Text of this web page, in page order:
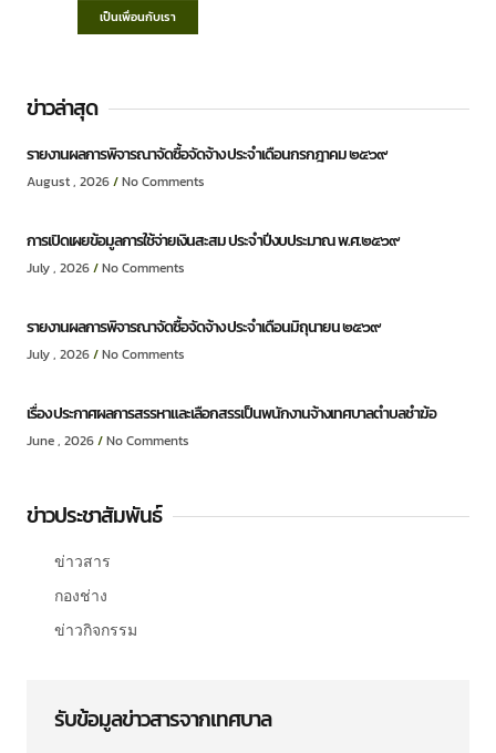
เป็นเพื่อนกับเรา
ข่าวล่าสุด
รายงานผลการพิจารณาจัดซื้อจัดจ้าง ประจำเดือนกรกฎาคม ๒๕๖๙
August , 2026 No Comments
การเปิดเผยข้อมูลการใช้จ่ายเงินสะสม ประจำปีงบประมาณ พ.ศ.๒๕๖๙
July , 2026 No Comments
รายงานผลการพิจารณาจัดซื้อจัดจ้าง ประจำเดือนมิถุนายน ๒๕๖๙
July , 2026 No Comments
เรื่อง ประกาศผลการสรรหาและเลือกสรรเป็นพนักงานจ้างเทศบาลตำบลชำฆ้อ
June , 2026 No Comments
ข่าวประชาสัมพันธ์
ข่าวสาร
กองช่าง
ข่าวกิจกรรม
รับข้อมูลข่าวสารจากเทศบาล